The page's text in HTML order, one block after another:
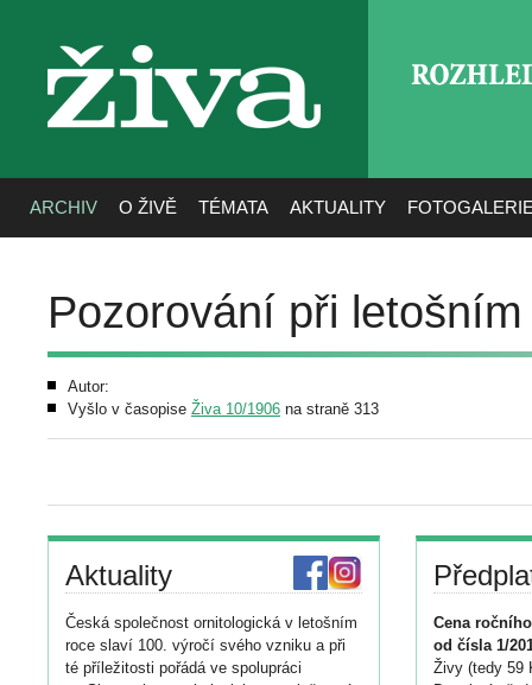
živa
ARCHIV O ŽIVĚ TÉMATA AKTUALITY
Pozorování při
Autor:
Vyšlo v časopise Živa 10/1906 na straně 313
Aktuality
Česká společnost ornitologická v letošním
roce slaví 100. výročí svého vzniku a při
té příležitosti pořádá ve spolupráci
Cena
od čísla 1/
Živy (tedy 59